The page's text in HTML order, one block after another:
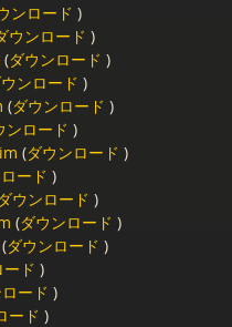
ンロード )
ウンロード )
(ダウンロード )
ンロード )
(ダウンロード )
ンロード )
(ダウンロード )
ード )
ダウンロード )
(ダウンロード )
(ダウンロード )
ド )
ード )
ード )